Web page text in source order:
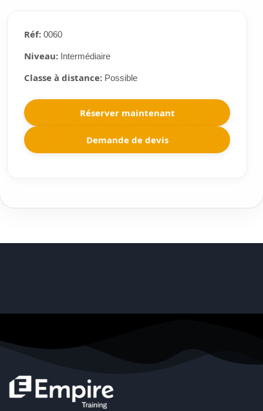
Réf:0060
Niveau:Intermédiaire
Classe à distance:Possible
Réserver maintenant
Demande de devis